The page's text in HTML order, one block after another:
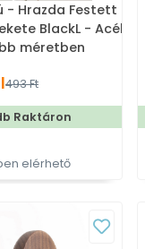
- Hrazda Festett -
BlackL - Acél
méretben
493 Ft
Raktáron
elérhető